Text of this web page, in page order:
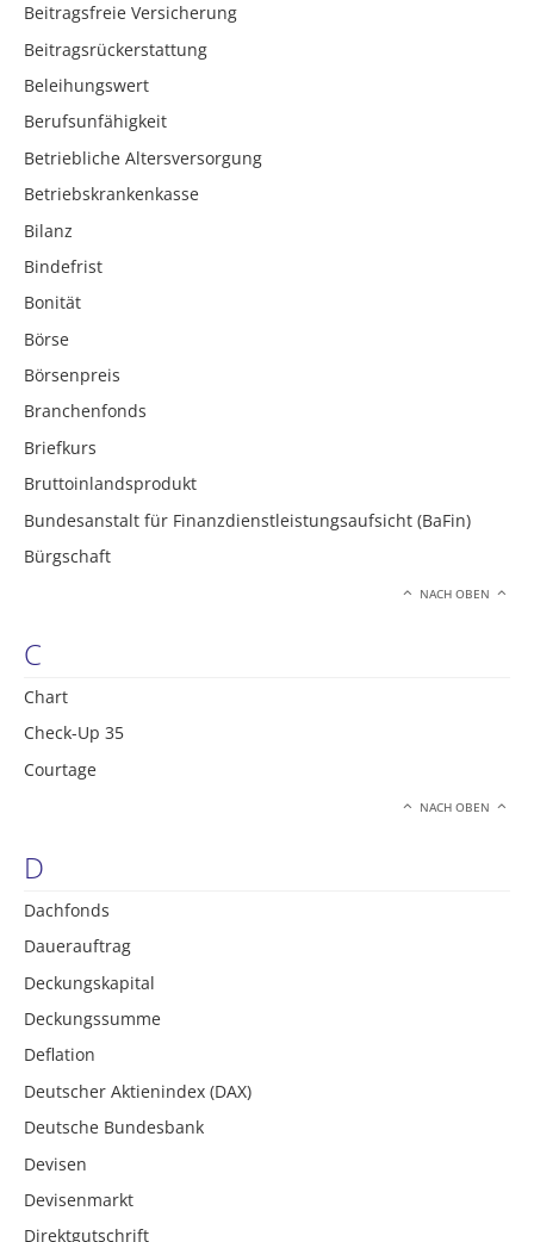
Beitragsfreie Versicherung
Beitragsrückerstattung
Beleihungswert
Berufsunfähigkeit
Betriebliche Altersversorgung
Betriebskrankenkasse
Bilanz
Bindefrist
Bonität
Börse
Börsenpreis
Branchenfonds
Briefkurs
Bruttoinlandsprodukt
Bundesanstalt für Finanzdienstleistungsaufsicht (BaFin)
Bürgschaft
NACH OBEN
C
Chart
Check-Up 35
Courtage
NACH OBEN
D
Dachfonds
Dauerauftrag
Deckungskapital
Deckungssumme
Deflation
Deutscher Aktienindex (DAX)
Deutsche Bundesbank
Devisen
Devisenmarkt
Direktgutschrift